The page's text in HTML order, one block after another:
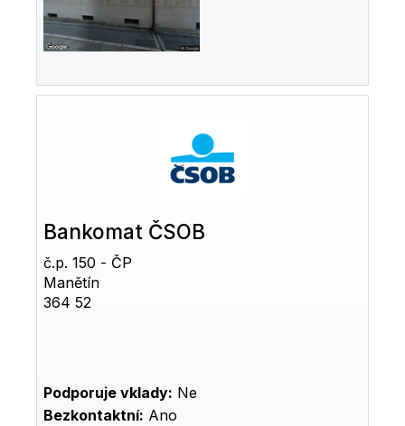
Bankomat ČSOB
č.p. 150 - ČP
Manětín
364 52
Podporuje vklady: Ne
Bezkontaktní: Ano